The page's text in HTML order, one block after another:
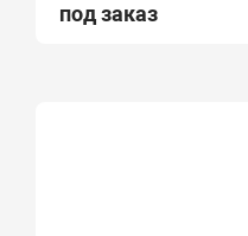
под заказ